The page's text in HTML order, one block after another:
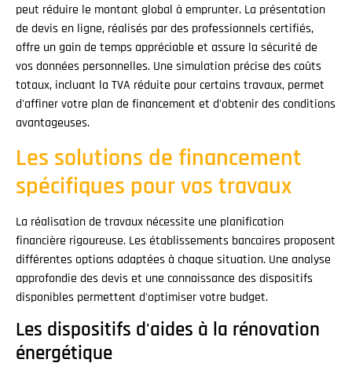
peut réduire le montant global à emprunter. La présentation
de devis en ligne, réalisés par des professionnels certifiés,
offre un gain de temps appréciable et assure la sécurité de
vos données personnelles. Une simulation précise des coûts
totaux, incluant la TVA réduite pour certains travaux, permet
d'affiner votre plan de financement et d'obtenir des conditions
avantageuses.
Les solutions de financement
spécifiques pour vos travaux
La réalisation de travaux nécessite une planification
financière rigoureuse. Les établissements bancaires proposent
différentes options adaptées à chaque situation. Une analyse
approfondie des devis et une connaissance des dispositifs
disponibles permettent d'optimiser votre budget.
Les dispositifs d'aides à la rénovation
énergétique